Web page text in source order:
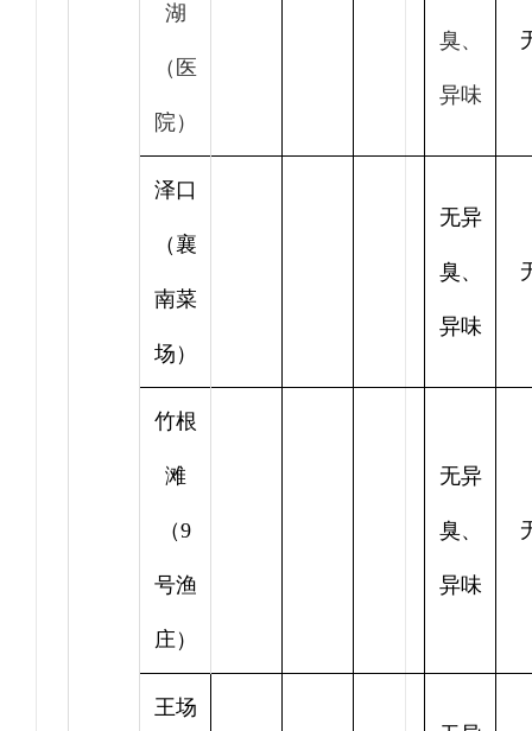
湖
（医
院）
臭、
异味
泽口
（襄
南菜
场）
无异
臭、
异味
竹根
滩
（9
号渔
庄）
无异
臭、
异味
王场